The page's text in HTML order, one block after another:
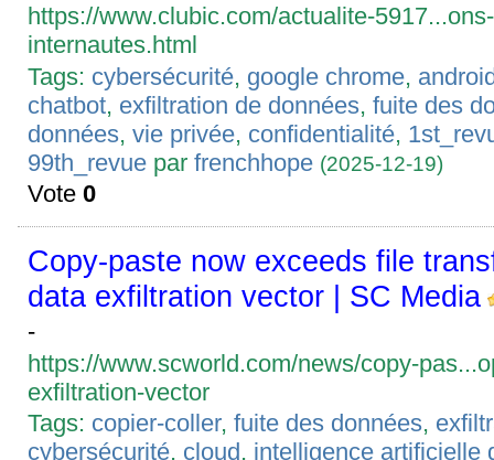
https://www.clubic.com/actualite-
internautes.html
Tags: cybersécurité, google chrome,
chatbot, exfiltration de données,fuite des
données,vie privée, confidentialité,
99th_revue parfrenchhope (2025-12-19)
Vote0
Copy-paste now exceeds file
data exfiltration vector | SC Media
-
https://www.scworld.com/news/copy-
exfiltration-vector
Tags: copier-coller,fuite des données,
cybersécurité, cloud, intelligence artificielle